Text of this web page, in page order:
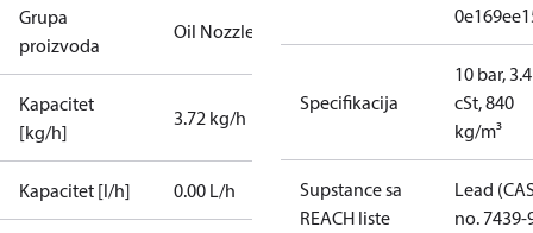
Grupa
proizvoda
Oil Nozzles
Kapacitet
[kg/h]
3.72 kg/h
Kapacitet [l/h] 0.00 L/h
Specifikacija
10 bar, 3.4
cSt, 840
kg/m³
Supstance sa
REACH liste
Lead
no. 7439-